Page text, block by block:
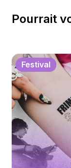
Pourrait
Festival